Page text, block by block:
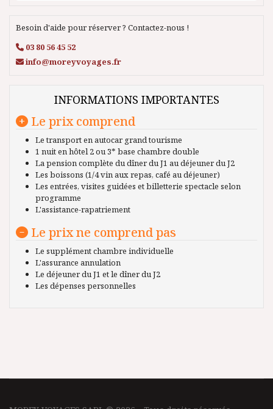
Besoin d'aide pour réserver ? Contactez-nous !
03 80 56 45 52
info@moreyvoyages.fr
INFORMATIONS IMPORTANTES
Le prix comprend
Le transport en autocar grand tourisme
1 nuit en hôtel 2 ou 3* base chambre double
La pension complète du dîner du J1 au déjeuner du J2
Les boissons (1/4 vin aux repas, café au déjeuner)
Les entrées, visites guidées et billetterie spectacle selon
programme
L'assistance-rapatriement
Le prix ne comprend pas
Le supplément chambre individuelle
L'assurance annulation
Le déjeuner du J1 et le dîner du J2
Les dépenses personnelles